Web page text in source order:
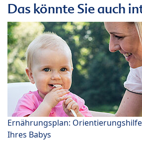
Das könnte Sie auch
Ernährungsplan:
Ihres Babys